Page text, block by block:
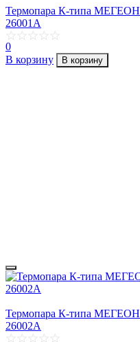
Термопара К-типа МЕГЕОН
26001А
0
В корзину
В корзину
Термопара К-типа МЕГЕОН
26002А